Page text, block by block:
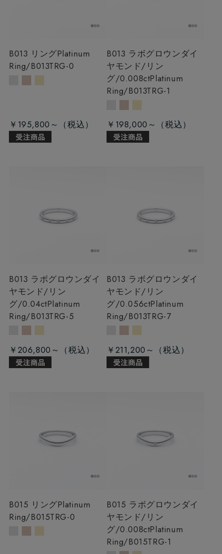
B013 リングPlatinum
Ring/B013TRG-0
￥195,800～
B013 ラボグロウンダイ
ヤモンド/リン
グ/0.008ctPlatinum
Ring/B013TRG-1
￥198,000～
B013 ラボグロウンダイ
ヤモンド/リン
グ/0.04ctPlatinum
Ring/B013TRG-5
￥206,800～
B013 ラボグロウンダイ
ヤモンド/リン
グ/0.056ctPlatinum
Ring/B013TRG-7
￥211,200～
B015 リングPlatinum
Ring/B015TRG-0
B015 ラボグロウンダイ
ヤモンド/リン
グ/0.008ctPlatinum
Ring/B015TRG-1